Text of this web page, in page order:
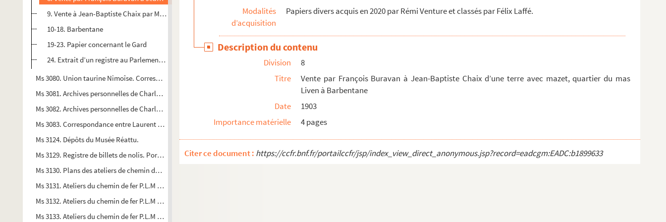
9. Vente à Jean-Baptiste Chaix par M. Henri Fontaine d’une terre à Barbentane
10-18. Barbentane
19-23. Papier concernant le Gard
24. Extrait d’un registre au Parlement de Toulouse
Ms 3080. Union taurine Nimoîse. Correspondance
Ms 3081. Archives personnelles de Charles Mourret notaire-archiviste à Tarascon. Correspondance avec Jules Vé...
Ms 3082. Archives personnelles de Charles Mourret notaire-archiviste à Tarascon. Correspondance diverse
Ms 3083. Correspondance entre Laurent Bonnemant et M. Vidal, médecin à Martigues à propos de la communauté de...
Ms 3124. Dépôts du Musée Réattu.
Ms 3129. Registre de billets de nolis. Port d'Arles
Ms 3130. Plans des ateliers de chemin de fer P. L. M. d’Arles
Ms 3131. Ateliers du chemin de fer P.L.M d’Arles
Ms 3132. Ateliers du chemin de fer P.L.M d’Arles. Plans de la section de chaudronnerie de fer
Ms 3133. Ateliers du chemin de fer P.L.M d’Arles
Modalités
d’acquisition
Papiers divers acquis en 2020 par Rémi Venture et classés par Félix Laffé.
Description du contenu
Division
8
Titre
Vente par François Buravan à Jean-Baptiste Chaix d’une terre avec mazet, quartier du mas
Liven à Barbentane
Date
1903
Importance matérielle
4 pages
Citer ce document : https://ccfr.bnf.fr/portailccfr/jsp/index_view_direct_anonymous.jsp?record=eadcgm:EADC:b1899633